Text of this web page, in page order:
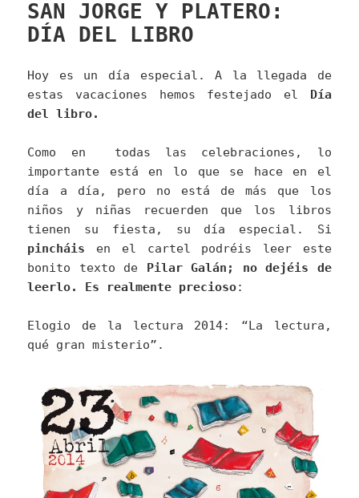
SAN JORGE Y PLATERO:
DÍA DEL LIBRO
Hoy es un día especial. A la llegada de
estas vacaciones hemos festejado el Día
del libro.
Como en todas las celebraciones, lo
importante está en lo que se hace en el
día a día, pero no está de más que los
niños y niñas recuerden que los libros
tienen su fiesta, su día especial. Si
pincháis en el cartel podréis leer este
bonito texto de Pilar Galán; no dejéis de
leerlo. Es realmente precioso:
Elogio de la lectura 2014: “La lectura,
qué gran misterio”.